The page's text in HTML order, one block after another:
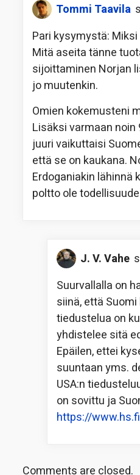
Tommi Taavila
Pari kysymystä:
Mitä aseita tänne
sijoittaminen Norjan
jo muutenkin.
Omien kokemusteni
Lisäksi varmaan noin
juuri vaikuttaisi
että se on kaukana.
Erdoganiakin lähinnä
poltto ole
J. V. Vahe
Suurvallalla on
siinä, että
tiedustelua on
yhdistelee sitä
Epäilen, ettei
suuntaan yms.
USA:n
on sovittu ja
https://
Comments are closed.